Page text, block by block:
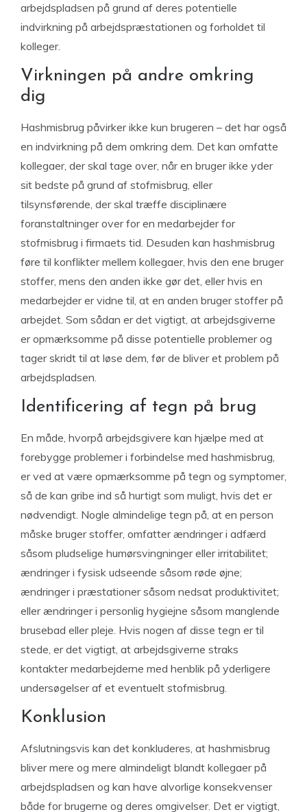
arbejdspladsen på grund af deres potentielle
indvirkning på arbejdspræstationen og forholdet til
kolleger.
Virkningen på andre omkring
dig
Hashmisbrug påvirker ikke kun brugeren – det har også
en indvirkning på dem omkring dem. Det kan omfatte
kollegaer, der skal tage over, når en bruger ikke yder
sit bedste på grund af stofmisbrug, eller
tilsynsførende, der skal træffe disciplinære
foranstaltninger over for en medarbejder for
stofmisbrug i firmaets tid. Desuden kan hashmisbrug
føre til konflikter mellem kollegaer, hvis den ene bruger
stoffer, mens den anden ikke gør det, eller hvis en
medarbejder er vidne til, at en anden bruger stoffer på
arbejdet. Som sådan er det vigtigt, at arbejdsgiverne
er opmærksomme på disse potentielle problemer og
tager skridt til at løse dem, før de bliver et problem på
arbejdspladsen.
Identificering af tegn på brug
En måde, hvorpå arbejdsgivere kan hjælpe med at
forebygge problemer i forbindelse med hashmisbrug,
er ved at være opmærksomme på tegn og symptomer,
så de kan gribe ind så hurtigt som muligt, hvis det er
nødvendigt. Nogle almindelige tegn på, at en person
måske bruger stoffer, omfatter ændringer i adfærd
såsom pludselige humørsvingninger eller irritabilitet;
ændringer i fysisk udseende såsom røde øjne;
ændringer i præstationer såsom nedsat produktivitet;
eller ændringer i personlig hygiejne såsom manglende
brusebad eller pleje. Hvis nogen af disse tegn er til
stede, er det vigtigt, at arbejdsgiverne straks
kontakter medarbejderne med henblik på yderligere
undersøgelser af et eventuelt stofmisbrug.
Konklusion
Afslutningsvis kan det konkluderes, at hashmisbrug
bliver mere og mere almindeligt blandt kollegaer på
arbejdspladsen og kan have alvorlige konsekvenser
både for brugerne og deres omgivelser. Det er vigtigt,